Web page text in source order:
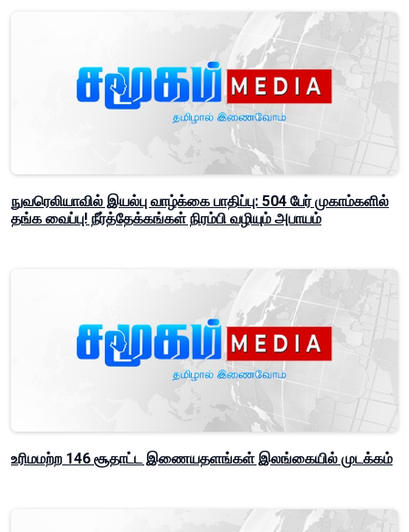
நுவரெலியாவில் இயல்பு வாழ்க்கை பாதிப்பு: 504 பேர் முகாம்களில்
தங்க வைப்பு! நீர்த்தேக்கங்கள் நிரம்பி வழியும் அபாயம்
உரிமமற்ற 146 சூதாட்ட இணையதளங்கள் இலங்கையில் முடக்கம்